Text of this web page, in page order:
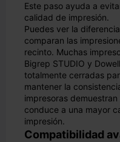
Este paso ayuda a
calidad de impresión.
Puedes ver la
comparan las
recinto. Muchas
Bigrep STUDIO y
totalmente cerradas
mantener la
impresoras
conduce a una mayor
impresión.
Compatibilidad